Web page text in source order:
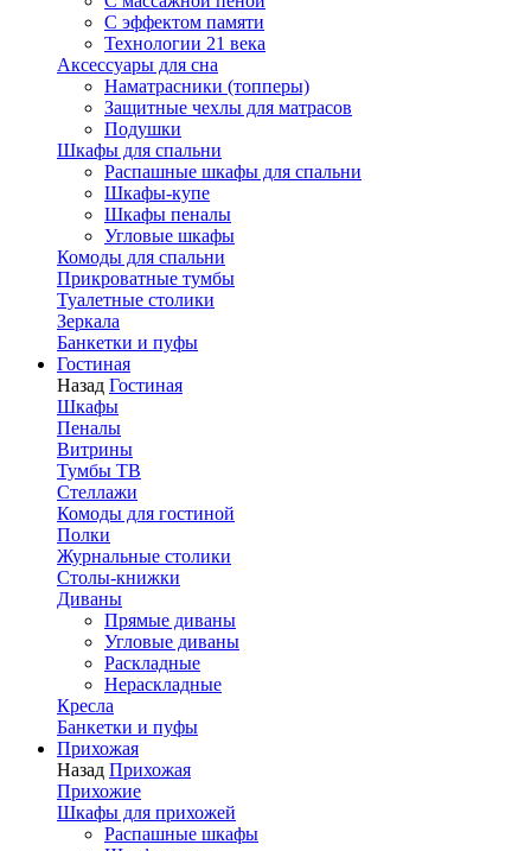
С эффектом памяти
Технологии 21 века
Аксессуары для сна
Наматрасники (топперы)
Защитные чехлы для матрасов
Подушки
Шкафы для спальни
Распашные шкафы для спальни
Шкафы-купе
Шкафы пеналы
Угловые шкафы
Комоды для спальни
Прикроватные тумбы
Туалетные столики
Зеркала
Банкетки и пуфы
Гостиная
Назад Гостиная
Шкафы
Пеналы
Витрины
Тумбы ТВ
Стеллажи
Комоды для гостиной
Полки
Журнальные столики
Столы-книжки
Диваны
Прямые диваны
Угловые диваны
Раскладные
Нераскладные
Кресла
Банкетки и пуфы
Прихожая
Назад Прихожая
Прихожие
Шкафы для прихожей
Распашные шкафы